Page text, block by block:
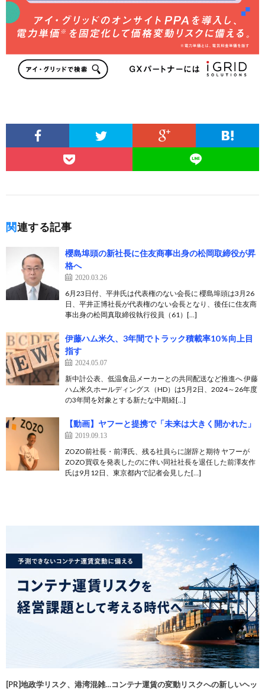
関連する記事
櫻島埠頭の新社長に住友商事出身の松岡取締役が昇
格へ
2020.03.26
6月23日付、平井氏は代表権のない会長に 櫻島埠頭は3月26
日、平井正博社長が代表権のない会長となり、後任に住友商
事出身の松岡真取締役執行役員（61）[…]
伊藤ハム米久、3年間でトラック積載率10％向上目
指す
2024.05.07
新中計公表、低温食品メーカーとの共同配送など推進へ 伊藤
ハム米久ホールディングス（HD）は5月2日、2024～26年度
の3年間を対象とする新たな中期経[…]
【動画】ヤフーと提携で「未来は大きく開かれた」
2019.09.13
ZOZO前社長・前澤氏、残る社員らに謝辞と期待 ヤフーが
ZOZO買収を発表したのに伴い同社社長を退任した前澤友作
氏は9月12日、東京都内で記者会見した[…]
[PR]地政学リスク、港湾混雑…コンテナ運賃の変動リスクへの新しいヘッ